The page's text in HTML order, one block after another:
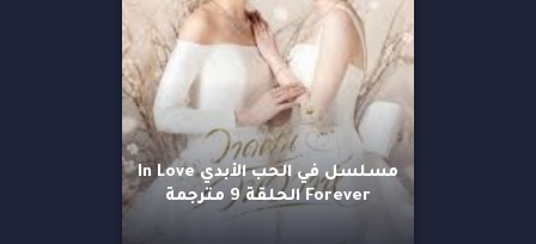
مسلسل في الحب الأبدي In Love
Forever الحلقة 9 مترجمة